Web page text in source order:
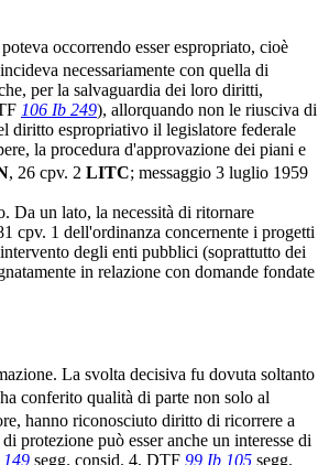
occorrendo esser espropriato, cioè
necessariamente con quella di
per la salvaguardia dei loro diritti,
106 Ib 249), allorquando non le riusciva di
diritto espropriativo il legislatore federale
la procedura d'approvazione dei piani e
, 26 cpv. 2 LITC; messaggio 3 luglio 1959
Da un lato, la necessità di ritornare
cpv. 1 dell'ordinanza concernente i progetti
degli enti pubblici (soprattutto dei
in relazione con domande fondate
La svolta decisiva fu dovuta soltanto
ha conferito qualità di parte non solo al
hanno riconosciuto diritto di ricorrere a
protezione può esser anche un interesse di
149 segg. consid. 4, DTF 99 Ib 105 segg.